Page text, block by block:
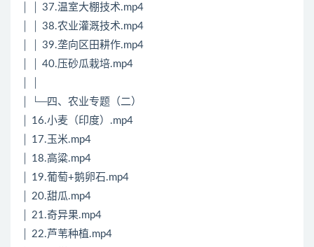
│ │ 37.温室大棚技术.mp4
│ │ 38.农业灌溉技术.mp4
│ │ 39.垄向区田耕作.mp4
│ │ 40.压砂瓜栽培.mp4
│ └─四、农业专题（二）
│ 16.小麦（印度）.mp4
│ 17.玉米.mp4
│ 18.高粱.mp4
│ 19.葡萄+鹅卵石.mp4
│ 20.甜瓜.mp4
│ 21.奇异果.mp4
│ 22.芦苇种植.mp4